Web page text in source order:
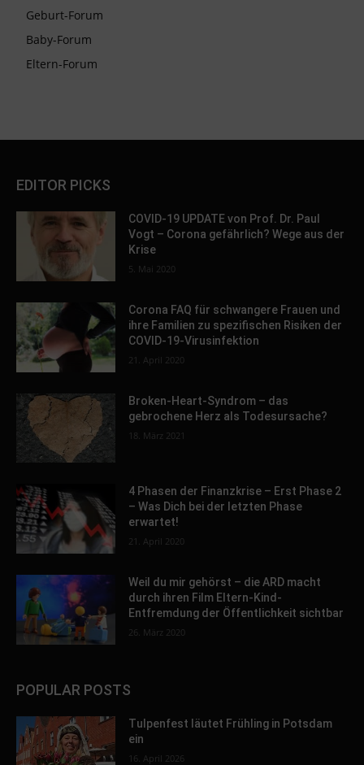
Geburt-Forum
Baby-Forum
Eltern-Forum
EDITOR PICKS
COVID-19 UPDATE von Prof. Dr. Paul
Vogt – Corona gefährlich? Wege aus der
Krise
5. Mai 2020
Corona FAQ für schwangere Frauen und
ihre Familien zu spezifischen Risiken der
COVID-19-Virusinfektion
21. April 2020
Broken-Heart-Syndrom – das
gebrochene Herz als Todesursache?
18. März 2021
4 Phasen der Finanzkrise – Erst Phase 2
– Was Dich bei der letzten Phase
erwartet!
21. April 2020
Weil du mir gehörst – die ARD macht
durch ihren Film Eltern-Kind-
Entfremdung der Öffentlichkeit sichtbar
26. März 2020
POPULAR POSTS
Tulpenfest läutet Frühling in Potsdam
ein
16. April 2026